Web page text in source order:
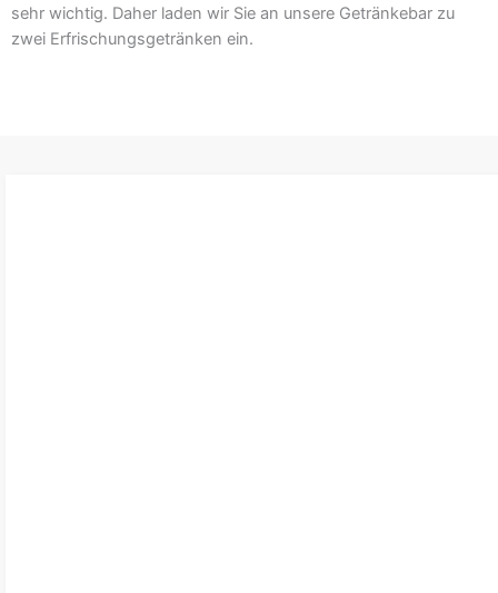
sehr wichtig. Daher laden wir Sie an unsere Getränkebar zu
zwei Erfrischungsgetränken ein.